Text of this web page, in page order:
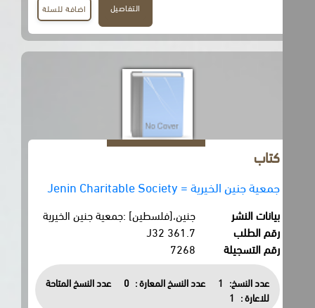
اضافة للسلة
جمعية جنين الخيرية = Jenin Charitable Society
بيانات النشر
جنين،[فلسطين] :جمعية جنين الخيرية
رقم الطلب
رقم التسجيلة
7268
عدد النسخ: 1 عدد النسخ المعارة : 0
عدد النسخ المتاحة
للاعارة :
1